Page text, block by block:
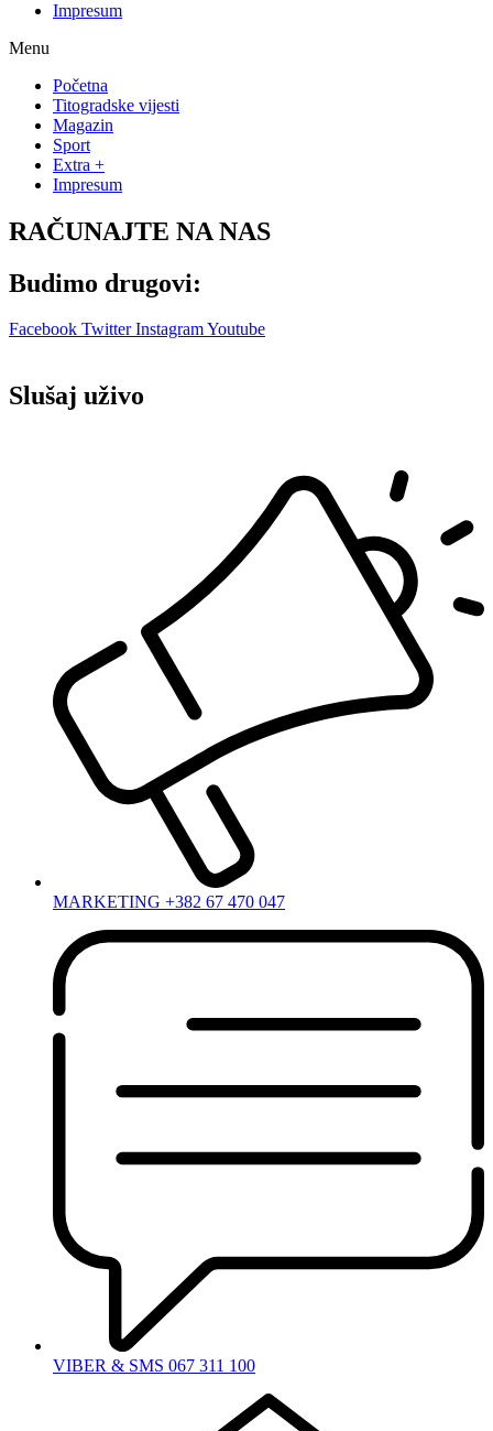
Impresum
Menu
Početna
Titogradske vijesti
Magazin
Sport
Extra +
Impresum
RAČUNAJTE NA NAS
Budimo drugovi:
Facebook Twitter InstagramYoutube
Slušaj uživo
MARKETING +382 67 470 047
VIBER & SMS 067 311 100